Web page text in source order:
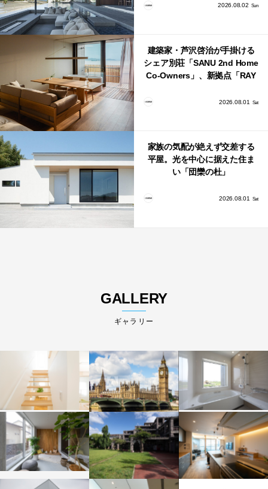
2026.08.02 Sun
建築家・芦沢啓治が手掛ける
シェア別荘「SANU 2nd Home
Co-Owners」、新拠点「RAY
2026.08.01 Sat
家族の気配が絶えず交差する
平屋。光を中心に据えた住ま
い「団欒の杜」
2026.08.01 Sat
GALLERY
ギャラリー